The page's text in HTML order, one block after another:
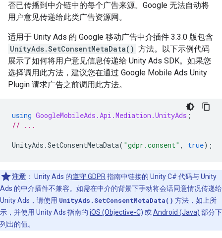
否已传播到中介链中的每个广告来源。Google 无法自动将
用户意见传递给此类广告资源网。
适用于 Unity Ads 的 Google 移动广告中介插件 3.3.0 版包含
UnityAds.SetConsentMetaData() 方法。以下示例代码
展示了如何将用户意见信息传递给 Unity Ads SDK。如果您
选择调用此方法，建议您在通过 Google Mobile Ads Unity
Plugin 请求广告之前调用此方法。
using GoogleMobileAds.Api.Mediation.UnityAds ;
// ...
UnityAds .SetConsentMetaData( "gdpr.consent" , true);
注意 ： Unity Ads 的遵守 GDPR指南中链接的 Unity C# 代码与 Unity
Ads 的中介插件不兼容。如需在中介的背景下手动将会话同意情况传递给
Unity Ads，请使用 UnityAds.SetConsentMetaData() 方法，如上所
示，并使用 Unity Ads 指南的 iOS (Objective-C) 或Android (Java) 部分下
列出的值。